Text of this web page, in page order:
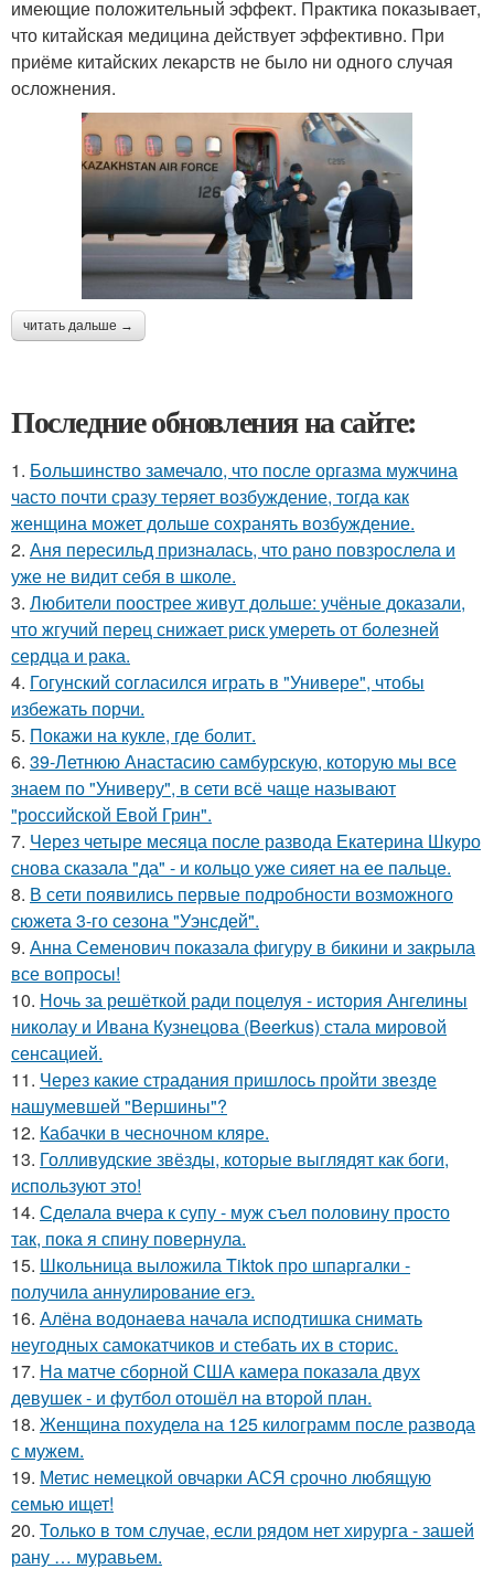
имеющие положительный эффект. Практика показывает,
что китайская медицина действует эффективно. При
приёме китайских лекарств не было ни одного случая
осложнения.
читать дальше →
Последние обновления на сайте:
1. Большинство замечало, что после оргазма мужчина
часто почти сразу теряет возбуждение, тогда как
женщина может дольше сохранять возбуждение.
2. Аня пересильд призналась, что рано повзрослела и
уже не видит себя в школе.
3. Любители поострее живут дольше: учёные доказали,
что жгучий перец снижает риск умереть от болезней
сердца и рака.
4. Гогунский согласился играть в "Универе", чтобы
избежать порчи.
5. Покажи на кукле, где болит.
6. 39-Летнюю Анастасию самбурскую, которую мы все
знаем по "Универу", в сети всё чаще называют
"российской Евой Грин".
7. Через четыре месяца после развода Екатерина Шкуро
снова сказала "да" - и кольцо уже сияет на ее пальце.
8. В сети появились первые подробности возможного
сюжета 3-го сезона "Уэнсдей".
9. Анна Семенович показала фигуру в бикини и закрыла
все вопросы!
10. Ночь за решёткой ради поцелуя - история Ангелины
николау и Ивана Кузнецова (Beerkus) стала мировой
сенсацией.
11. Через какие страдания пришлось пройти звезде
нашумевшей "Вершины"?
12. Кабачки в чесночном кляре.
13. Голливудские звёзды, которые выглядят как боги,
используют это!
14. Сделала вчера к супу - муж съел половину просто
так, пока я спину повернула.
15. Школьница выложила Tiktok про шпаргалки -
получила аннулирование егэ.
16. Алёна водонаева начала исподтишка снимать
неугодных самокатчиков и стебать их в сторис.
17. На матче сборной США камера показала двух
девушек - и футбол отошёл на второй план.
18. Женщина похудела на 125 килограмм после развода
с мужем.
19. Метис немецкой овчарки АСЯ срочно любящую
семью ищет!
20. Только в том случае, если рядом нет хирурга - зашей
рану … муравьем.